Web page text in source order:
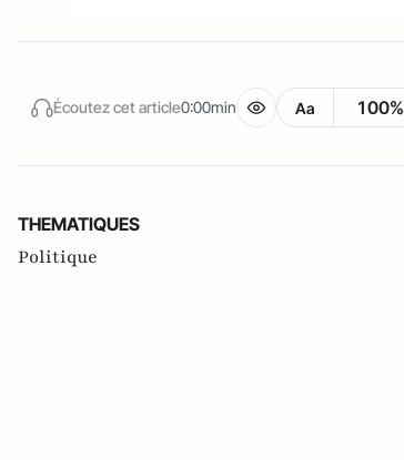
Écoutez cet article0:00min Aa 100%
THEMATIQUES
Politique